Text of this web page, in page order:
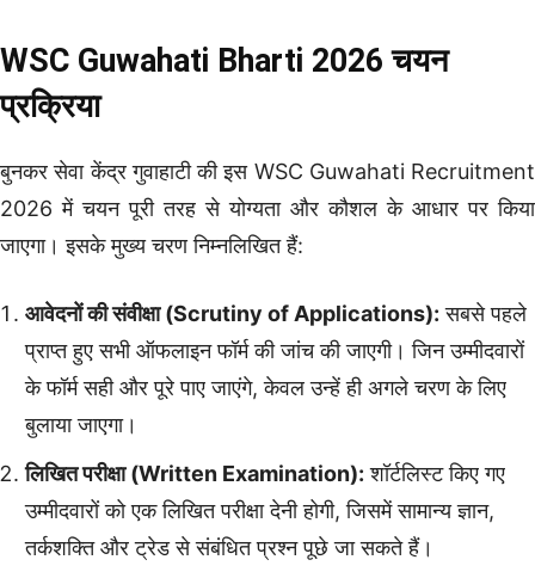
WSC Guwahati Bharti 2026 चयन
प्रक्रिया
बुनकर सेवा केंद्र गुवाहाटी की इस WSC Guwahati Recruitment
2026 में चयन पूरी तरह से योग्यता और कौशल के आधार पर किया
जाएगा। इसके मुख्य चरण निम्नलिखित हैं:
आवेदनों की संवीक्षा (Scrutiny of Applications): सबसे पहले
प्राप्त हुए सभी ऑफलाइन फॉर्म की जांच की जाएगी। जिन उम्मीदवारों
के फॉर्म सही और पूरे पाए जाएंगे, केवल उन्हें ही अगले चरण के लिए
बुलाया जाएगा।
लिखित परीक्षा (Written Examination): शॉर्टलिस्ट किए गए
उम्मीदवारों को एक लिखित परीक्षा देनी होगी, जिसमें सामान्य ज्ञान,
तर्कशक्ति और ट्रेड से संबंधित प्रश्न पूछे जा सकते हैं।